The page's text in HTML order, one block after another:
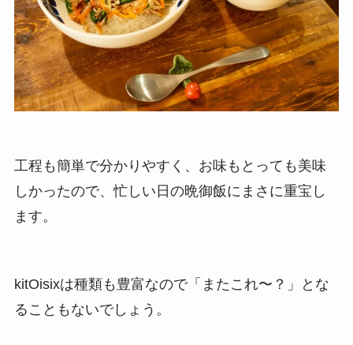
工程も簡単で分かりやすく、お味もとっても美味
しかったので、忙しい日の晩御飯にまさに重宝し
ます。
kitOisixは種類も豊富なので「またこれ〜？」とな
ることもないでしょう。